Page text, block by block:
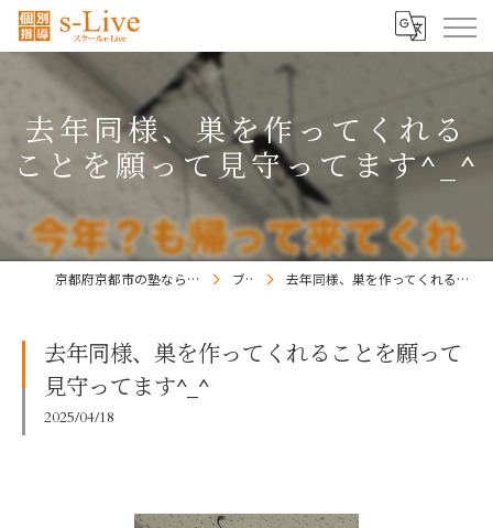
去年同様、巣を作ってくれる
ことを願って見守ってます^_^
京都府京都市の塾ならs-Liveきょうと梅小路校 ブログ 去年同様、巣を作ってくれることを願って見守ってます^_^
去年同様、巣を作ってくれることを願って
見守ってます^_^
2025/04/18